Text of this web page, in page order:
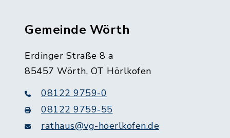
Gemeinde Wörth
Erdinger Straße 8 a
85457 Wörth, OT Hörlkofen
08122 9759-0
08122 9759-55
rathaus@vg-hoerlkofen.de